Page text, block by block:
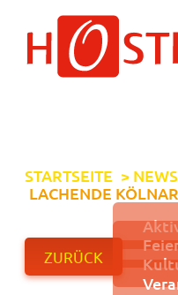
STARTSEITE > NEWS
LACHENDE
ZURÜCK